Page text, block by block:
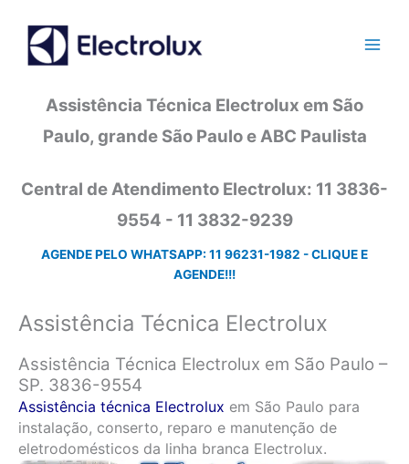
conteúdo
Assistência Técnica Electrolux em São
Paulo, grande São Paulo e ABC Paulista
Central de Atendimento Electrolux: 11 3836-
9554 - 11 3832-9239
AGENDE PELO WHATSAPP: 11 96231-1982 - CLIQUE E
AGENDE!!!
Assistência Técnica Electrolux
Assistência Técnica Electrolux em São Paulo –
SP. 3836-9554
Assistência técnica Electrolux em São Paulo para
instalação, conserto, reparo e manutenção de
eletrodomésticos da linha branca Electrolux.